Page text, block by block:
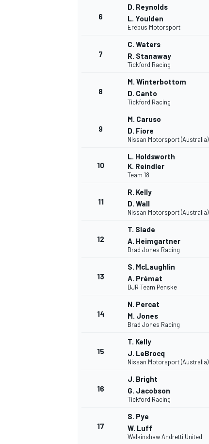
6
D. Reynolds
L. Youlden
Erebus Motorsport
7
C. Waters
R. Stanaway
Tickford Racing
8
M. Winterbottom
D. Canto
Tickford Racing
9
M. Caruso
D. Fiore
Nissan Motorsport (Australia)
10
L. Holdsworth
K. Reindler
Team 18
11
R. Kelly
D. Wall
Nissan Motorsport (Australia)
12
T. Slade
A. Heimgartner
Brad Jones Racing
13
S. McLaughlin
A. Prémat
DJR Team Penske
14
N. Percat
M. Jones
Brad Jones Racing
15
T. Kelly
J. LeBrocq
Nissan Motorsport (Australia)
16
J. Bright
G. Jacobson
Tickford Racing
17
S. Pye
W. Luff
Walkinshaw Andretti United